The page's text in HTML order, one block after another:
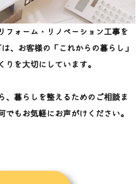
フォーム・リノベーション工事を
は、お客様の「これからの暮らし」
りを大切にしています。
、暮らしを整えるためのご相談ま
でもお気軽にお声がけください。